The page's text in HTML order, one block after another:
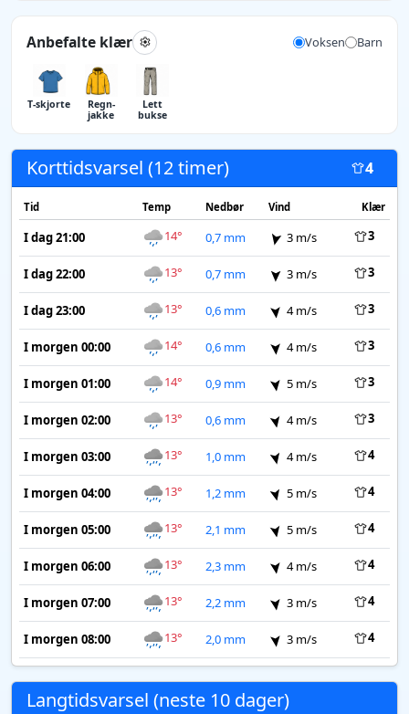
Anbefalte klær Voksen Barn
T-skjorte
Regn­
jakke
Lett
bukse
Korttidsvarsel (12 timer) 4
Tid Temp Nedbør Vind Klær
I dag 21:00 14° 0,7 mm 3 m/s 3
I dag 22:00 13° 0,7 mm 3 m/s 3
I dag 23:00 13° 0,6 mm 4 m/s 3
I morgen 00:00 14° 0,6 mm 4 m/s 3
I morgen 01:00 14° 0,9 mm 5 m/s 3
I morgen 02:00 13° 0,6 mm 4 m/s 3
I morgen 03:00 13° 1,0 mm 4 m/s 4
I morgen 04:00 13° 1,2 mm 5 m/s 4
I morgen 05:00 13° 2,1 mm 5 m/s 4
I morgen 06:00 13° 2,3 mm 4 m/s 4
I morgen 07:00 13° 2,2 mm 3 m/s 4
I morgen 08:00 13° 2,0 mm 3 m/s 4
Langtidsvarsel (neste 10 dager)